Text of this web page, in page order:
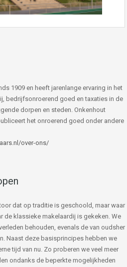
1909 en heeft jarenlange ervaring in het
bedrijfsonroerend goed en taxaties in de
dorpen en steden. Onkenhout
het onroerend goed onder andere
over-ons/
dat op traditie is geschoold, maar waar
de klassieke makelaardij is gekeken. We
behouden, evenals de van oudsher
Naast deze basisprincipes hebben we
tijd van nu. Zo proberen we veel meer
ondanks de beperkte mogelijkheden